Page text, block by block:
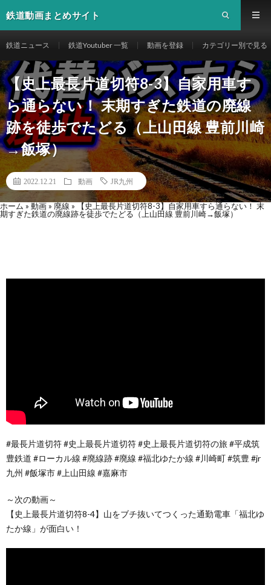
鉄道動画まとめサイト
鉄道ニュース 鉄道Youtuber 一覧 動画を登録 カテゴリー別で見る
【史上最長片道切符8-3】自家用車す
ら通らない！ 末期すぎた鉄道の廃線
跡を徒歩でたどる（上山田線 豊前川崎
→飯塚）
2022.12.21 動画 JR九州
ホーム » 動画 » 廃線 » 【史上最長片道切符8-3】自家用車すら通らない！ 末
期すぎた鉄道の廃線跡を徒歩でたどる（上山田線 豊前川崎→飯塚）
#最長片道切符 #史上最長片道切符 #史上最長片道切符の旅 #平成筑
豊鉄道 #ローカル線 #廃線跡 #廃線 #福北ゆたか線 #川崎町 #筑豊 #jr
九州 #飯塚市 #上山田線 #嘉麻市
～次の動画～
【史上最長片道切符8-4】山をブチ抜いてつくった通勤電車「福北ゆ
たか線」が面白い！